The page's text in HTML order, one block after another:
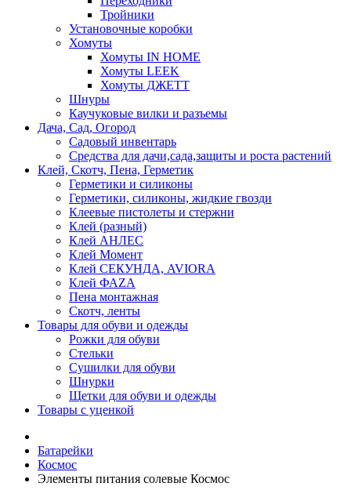
Тройники
Установочные коробки
Хомуты
Хомуты IN HOME
Хомуты LEEK
Хомуты ДЖЕТТ
Шнуры
Каучуковые вилки и разъемы
Дача, Сад, Огород
Садовый инвентарь
Средства для дачи,сада,защиты и роста растений
Клей, Скотч, Пена, Герметик
Герметики и силиконы
Герметики, силиконы, жидкие гвозди
Клеевые пистолеты и стержни
Клей (разный)
Клей АНЛЕС
Клей Момент
Клей СЕКУНДА, AVIORA
Клей ФАZА
Пена монтажная
Скотч, ленты
Товары для обуви и одежды
Рожки для обуви
Стельки
Сушилки для обуви
Шнурки
Щетки для обуви и одежды
Товары с уценкой
Батарейки
Космос
Элементы питания солевые Космос